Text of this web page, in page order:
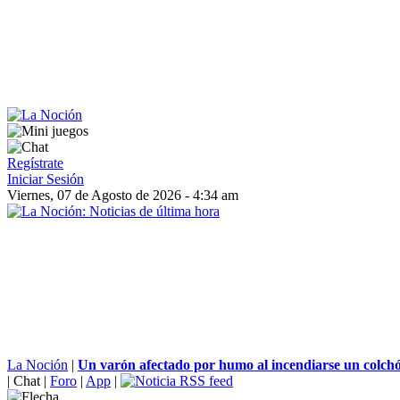
Regístrate
Iniciar Sesión
Viernes, 07 de Agosto de 2026 - 4:34 am
La Noción | Un varón afectado por humo al incendiarse un
| Chat | Foro | App |